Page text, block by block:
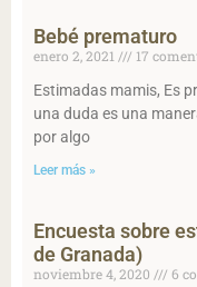
Bebé prematuro
enero 2, 2021
17
Estimadas mamis, Es
una duda es una
por algo
Leer más »
Encuesta sobre
de Granada)
noviembre 4, 2020
6